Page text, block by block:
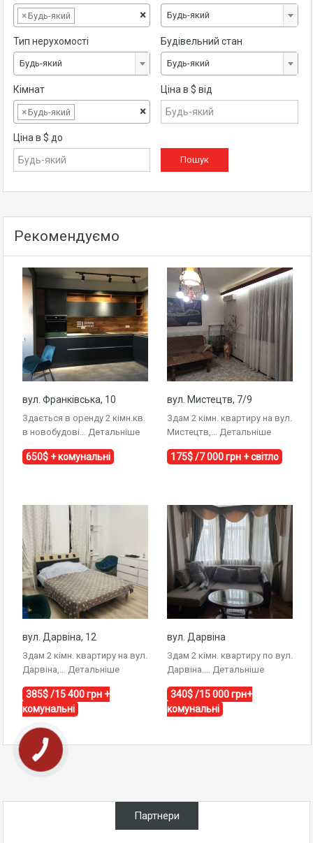
×
×Будь-який Будь-який
Тип нерухомості
Будь-який
Будівельний стан
Будь-який
Кімнат
×
×Будь-який
Ціна в $ від
Ціна в $ до
Рекомендуємо
вул. Франківська, 10
Здається в оренду 2 кімн.кв.
в новобудові… Детальніше
650$ + комунальні
вул. Мистецтв, 7/9
Здам 2 кімн. квартиру на вул.
Мистецтв,… Детальніше
175$ /7 000 грн + світло
вул. Дарвіна, 12
Здам 2 кімн. квартиру на вул.
Дарвіна,… Детальніше
385$ /15 400 грн +
комунальні
вул. Дарвіна
Здам 2 кімн. квартиру по вул.
Дарвіна.… Детальніше
340$ /15 000 грн+
комунальні
Партнери